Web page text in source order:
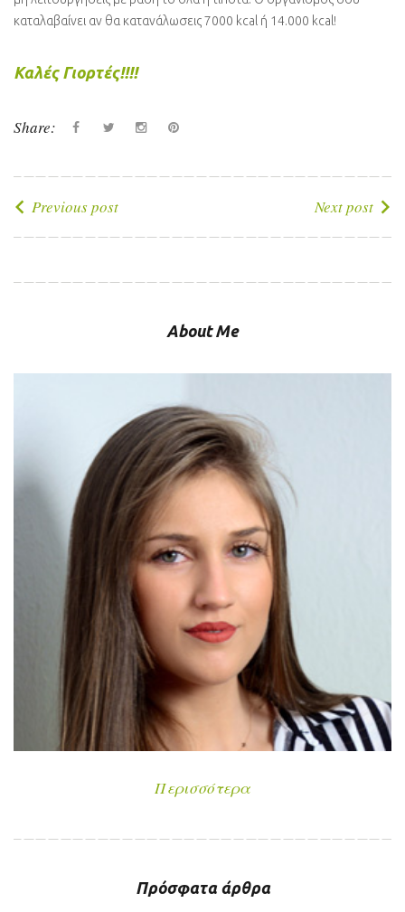
καταλαβαίνει αν θα κατανάλωσεις 7000 kcal ή 14.000 kcal!
Καλές Γιορτές!!!!
Share: FacebookTwitterinstagramPinterest
Πλοήγηση
Previous post Next post
About Me
Περισσότερα
Πρόσφατα άρθρα